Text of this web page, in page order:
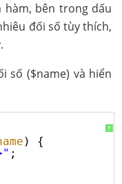
hàm, bên trong dấu
đối số tùy thích,
số ($name) và hiển
?
) {
;